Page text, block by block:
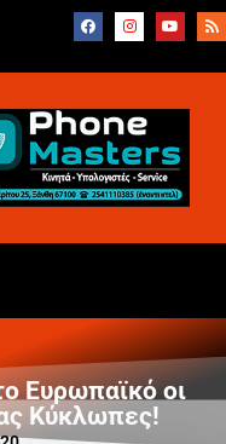
Ευρωπαϊκό οι
Κύκλωπες!